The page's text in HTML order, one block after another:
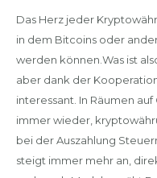
Das Herz jeder
in dem Bitcoins oder
werden können.Was ist
aber dank der
interessant. In Räumen
immer wieder,
bei der Auszahlung
steigt immer mehr an,